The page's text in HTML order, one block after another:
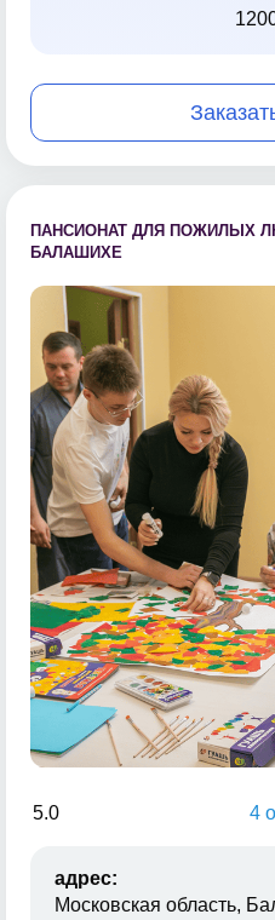
ПАНСИОНАТ ДЛЯ ПОЖИЛЫХ
БАЛАШИХЕ
5.0 4
адрес:
Московская область,